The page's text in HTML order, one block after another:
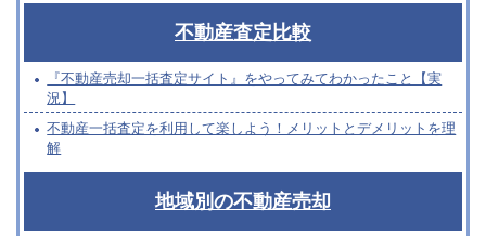
不動産査定比較
『不動産売却一括査定サイト』をやってみてわかったこと【実
況】
不動産一括査定を利用して楽しよう！メリットとデメリットを理
解
地域別の不動産売却